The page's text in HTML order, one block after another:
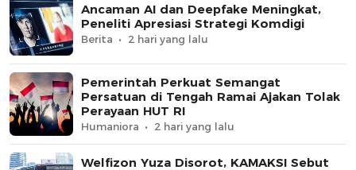
Ancaman AI dan Deepfake Meningkat,
Peneliti Apresiasi Strategi Komdigi
Berita 2 hari yang lalu
Pemerintah Perkuat Semangat
Persatuan di Tengah Ramai Ajakan Tolak
Perayaan HUT RI
Humaniora 2 hari yang lalu
Welfizon Yuza Disorot, KAMAKSI Sebut